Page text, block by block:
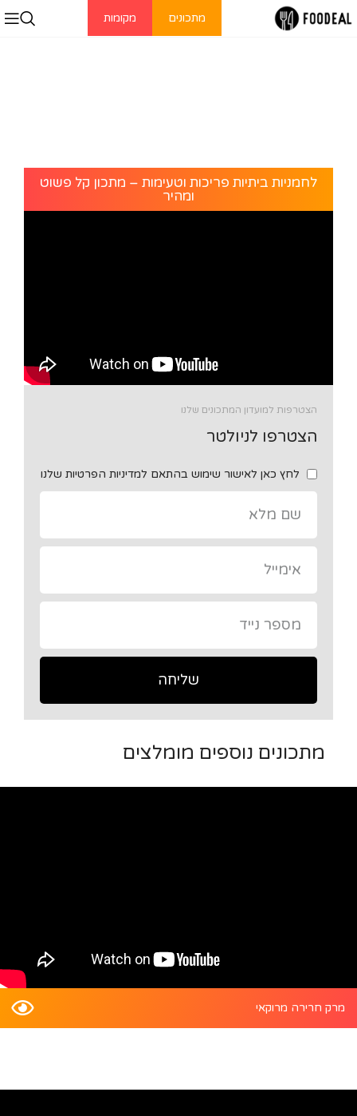
מתכונים מקומות
לחמניות ביתיות פריכות וטעימות – מתכון קל פשוט
ומהיר
הצטרפות למועדון המתכונים שלנו
הצטרפו לניולטר
לחץ כאן לאישור שימוש בהתאם למדיניות הפרטיות שלנו
שליחה
מתכונים נוספים מומלצים
מרק חרירה מרוקאי